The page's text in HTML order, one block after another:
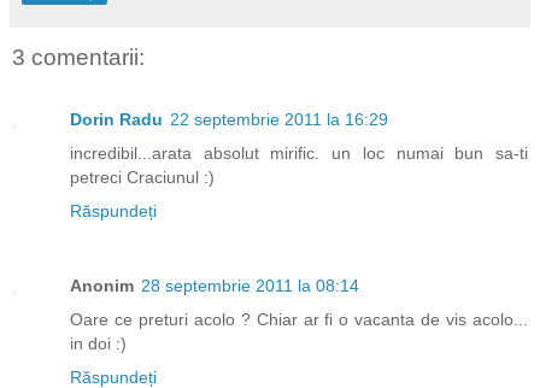
3 comentarii:
Dorin Radu 22 septembrie 2011 la 16:29
incredibil...arata absolut mirific. un loc numai bun sa-ti
petreci Craciunul :)
Răspundeți
Anonim 28 septembrie 2011 la 08:14
Oare ce preturi acolo ? Chiar ar fi o vacanta de vis acolo...
in doi :)
Răspundeți